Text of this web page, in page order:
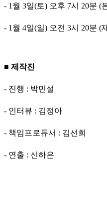
- 1월 3일(토) 오후 7시 20분 (
- 1월 4일(일) 오전 3시 20분 (
■ 제작진
- 진행 : 박민설
- 인터뷰 : 김정아
- 책임프로듀서 : 김선희
- 연출 : 신하은